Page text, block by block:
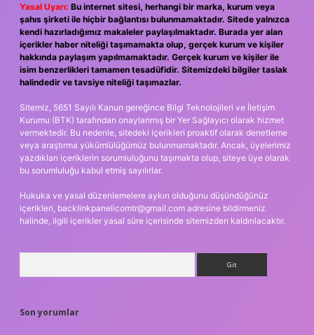
Yasal Uyarı: Bu internet sitesi, herhangi bir marka, kurum veya
şahıs şirketi ile hiçbir bağlantısı bulunmamaktadır. Sitede yalnızca
kendi hazırladığımız makaleler paylaşılmaktadır. Burada yer alan
içerikler haber niteliği taşımamakta olup, gerçek kurum ve kişiler
hakkında paylaşım yapılmamaktadır. Gerçek kurum ve kişiler ile
isim benzerlikleri tamamen tesadüfidir. Sitemizdeki bilgiler taslak
halindedir ve tavsiye niteliği taşımazlar.
Sitemiz, 5651 Sayılı Kanun gereğince Bilgi Teknolojileri ve İletişim
Kurumu (BTK) tarafından onaylanmış bir Yer Sağlayıcı olarak hizmet
vermektedir. Bu nedenle, sitedeki içerikleri proaktif olarak denetleme
veya araştırma yükümlülüğümüz bulunmamaktadır. Ancak, üyelerimiz
yazdıkları içeriklerin sorumluluğunu taşımakta olup, siteye üye olarak
bu sorumluluğu kabul etmiş sayılırlar.
Hukuka ve yasal düzenlemelere aykırı olduğunu düşündüğünüz
içerikleri, backlinkpanelicomtr@gmail.com adresine bildirmeniz
halinde, ilgili içerikler yasal süre içerisinde sitemizden kaldırılacaktır.
Son yorumlar